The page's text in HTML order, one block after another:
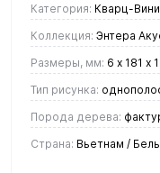
Категория: Кварц-
Коллекция: Энтера
Размеры, мм: 6 х 181 х
Тип рисунка:
Порода дерева:
Страна: Вьетнам /